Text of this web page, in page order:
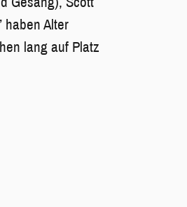
haben Alter
lang auf Platz